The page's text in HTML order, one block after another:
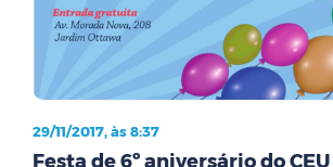
29/11/2017, às 8:37
Festa de 6º aniversário do